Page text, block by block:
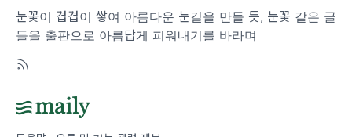
눈꽃이 겹겹이 쌓여 아름다운 눈길을 만들 듯, 눈꽃 같은 글
들을 출판으로 아름답게 피워내기를 바라며